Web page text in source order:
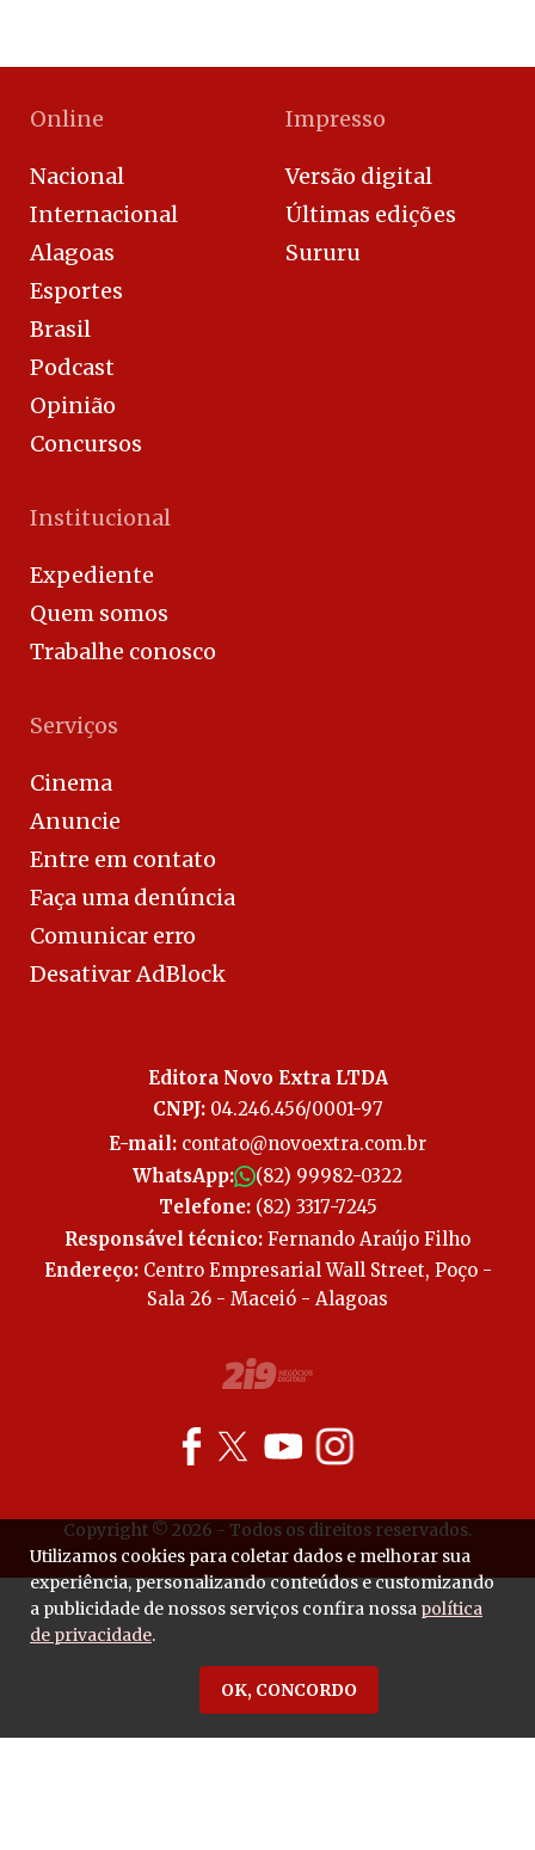
Online
Nacional
Internacional
Alagoas
Esportes
Brasil
Podcast
Opinião
Concursos
Impresso
Versão digital
Últimas edições
Sururu
Institucional
Expediente
Quem somos
Trabalhe conosco
Serviços
Cinema
Anuncie
Entre em contato
Faça uma denúncia
Comunicar erro
Desativar AdBlock
Editora Novo Extra LTDA
CNPJ:04.246.456/0001-97
E-mail: contato@novoextra.com.br
WhatsApp:
(82) 99982-0322
Telefone:(82) 3317-7245
Responsável técnico: Fernando Araújo Filho
Endereço:Centro Empresarial Wall Street, Poço -
Sala 26 - Maceió - Alagoas
Copyright © 2026 - Todos os direitos reservados.
Utilizamos cookies para coletar dados e melhorar sua
experiência, personalizando conteúdos e customizando
a publicidade de nossos serviços confira nossa política
de privacidade.
OK, CONCORDO